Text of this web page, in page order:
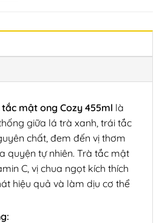
mật ong Cozy 455ml là
giữa lá trà xanh, trái tắc
chất, đem đến vị thơm
quyện tự nhiên. Trà tắc mật
C, vị chua ngọt kích thích
hiệu quả và làm dịu cơ thể